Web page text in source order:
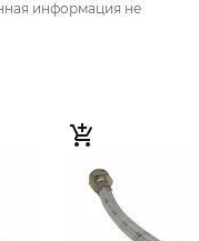
информация не